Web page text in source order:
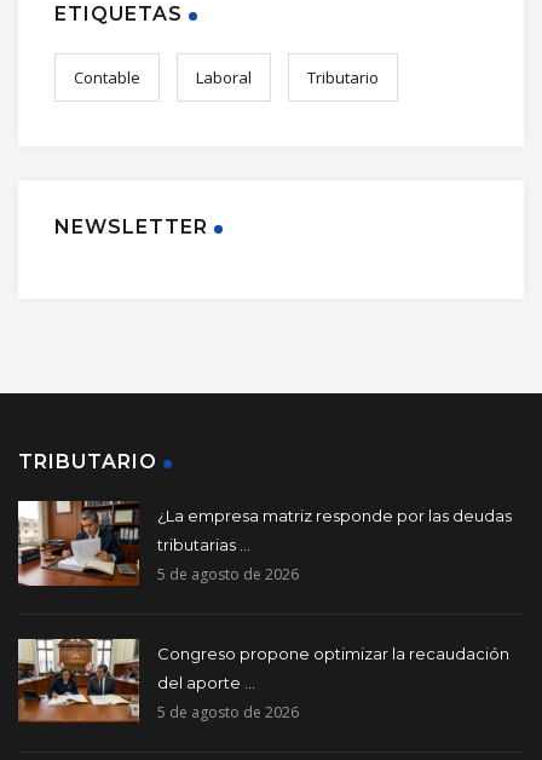
ETIQUETAS
Contable Laboral Tributario
NEWSLETTER
TRIBUTARIO
¿La empresa matriz responde por las deudas
tributarias ...
5 de agosto de 2026
Congreso propone optimizar la recaudación
del aporte ...
5 de agosto de 2026